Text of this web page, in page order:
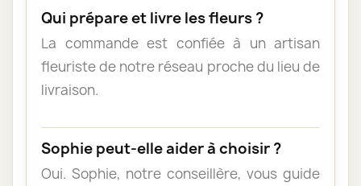
Qui prépare et livre les fleurs ?
La commande est confiée à un artisan
fleuriste de notre réseau proche du lieu de
livraison.
Sophie peut-elle aider à choisir ?
Oui. Sophie, notre conseillère, vous guide